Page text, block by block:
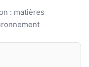
: matières